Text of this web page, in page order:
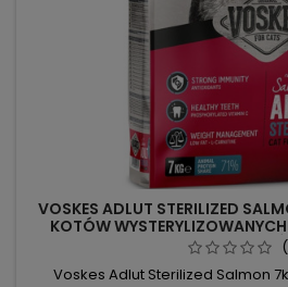
VOSKES ADLUT STERILIZED
KOTÓW
ZDROWA
Voskes Adlut Sterilized Salmon